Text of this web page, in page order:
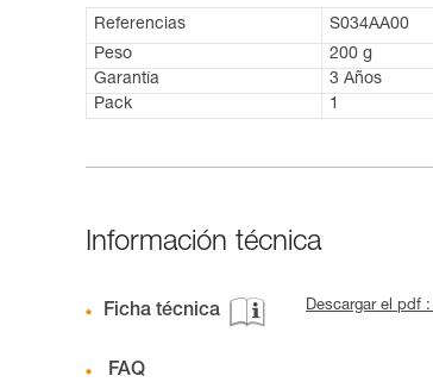
Referencias S034AA00
Peso
200 g
Garantía
3 Años
Pack
1
Información técnica
Ficha técnica Descargar el pdf
FAQ